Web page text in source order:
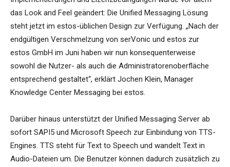
das Look and Feel geändert: Die Unified Messaging Lösung
steht jetzt im estos-üblichen Design zur Verfügung. „Nach der
endgültigen Verschmelzung von serVonic und estos zur
estos GmbH im Juni haben wir nun konsequenterweise
sowohl die Nutzer- als auch die Administratorenoberfläche
entsprechend gestaltet“, erklärt Jochen Klein, Manager
Knowledge Center Messaging bei estos.
Darüber hinaus unterstützt der Unified Messaging Server ab
sofort SAPI5 und Microsoft Speech zur Einbindung von TTS-
Engines. TTS steht für Text to Speech und wandelt Text in
Audio-Dateien um. Die Benutzer können dadurch zusätzlich zu